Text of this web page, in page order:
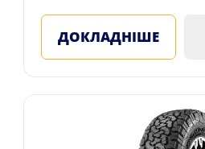
ДОКЛАДНІШЕ